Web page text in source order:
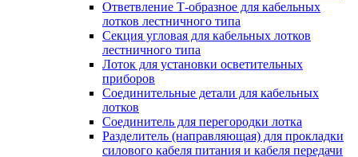
Ответвление Т-образное для кабельных
лотков лестничного типа
Секция угловая для кабельных лотков
лестничного типа
Лоток для установки осветительных
приборов
Соединительные детали для кабельных
лотков
Соединитель для перегородки лотка
Разделитель (направляющая) для прокладки
силового кабеля питания и кабеля передачи